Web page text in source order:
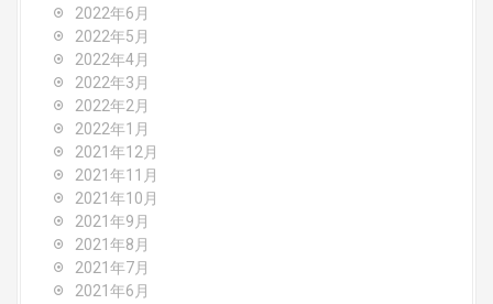
2022年6月
2022年5月
2022年4月
2022年3月
2022年2月
2022年1月
2021年12月
2021年11月
2021年10月
2021年9月
2021年8月
2021年7月
2021年6月